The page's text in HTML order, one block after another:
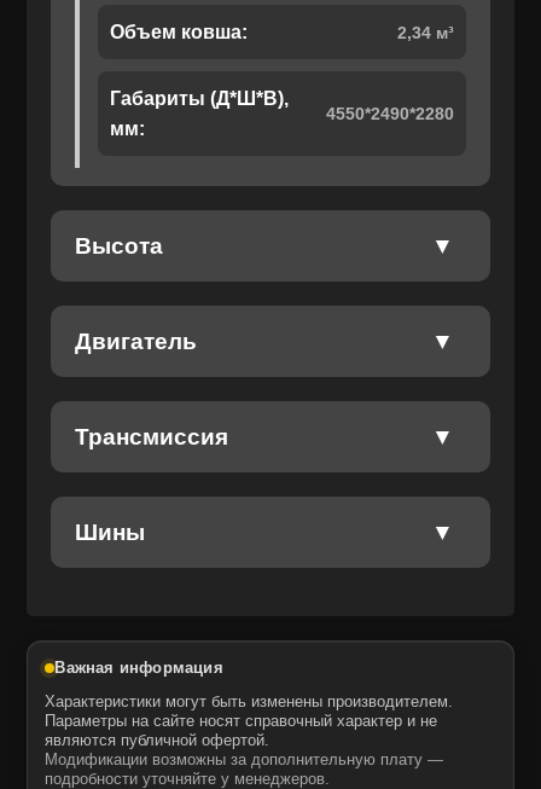
Даю своё согласие на обработку персональных данных.
Даю своё согласие на обработку персональных данных.
🔥 Гарантия 1 год, первое СТО и замена
Объем ковша: 2,34 м³
Габариты (Д*Ш*В),
мм:
4550*2490*2280
Высота
Двигатель
Трансмиссия
Шины
Важная информация
Характеристики могут быть изменены производителем.
Параметры на сайте носят справочный характер и не
являются публичной офертой.
Модификации возможны за дополнительную плату —
подробности уточняйте у менеджеров.